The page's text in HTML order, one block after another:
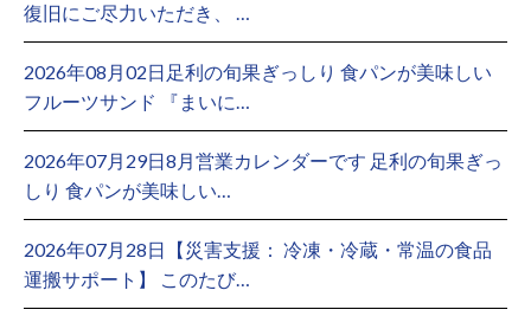
復旧にご尽力いただき、 …
2026年08月02日足利の旬果ぎっしり 食パンが美味しい
フルーツサンド 『まいに…
2026年07月29日8月営業カレンダーです 足利の旬果ぎっ
しり 食パンが美味しい…
2026年07月28日【災害支援： 冷凍・冷蔵・常温の食品
運搬サポート】 このたび…